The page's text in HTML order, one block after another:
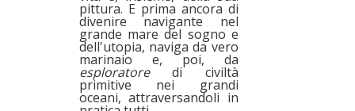
pittura. E prima ancora di
divenire navigante nel
grande mare del sogno e
dell'utopia, naviga da vero
marinaio e, poi, da
esploratoredi civiltà
primitive nei grandi
oceani, attraversandoli in